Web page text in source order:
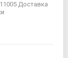
Доставка